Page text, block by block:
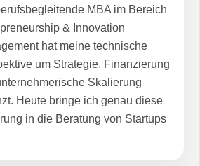
MBA im Bereich
& Innovation
hat meine technische
um Strategie, Finanzierung
Skalierung
Heute bringe ich genau diese
in die Beratung von Startups